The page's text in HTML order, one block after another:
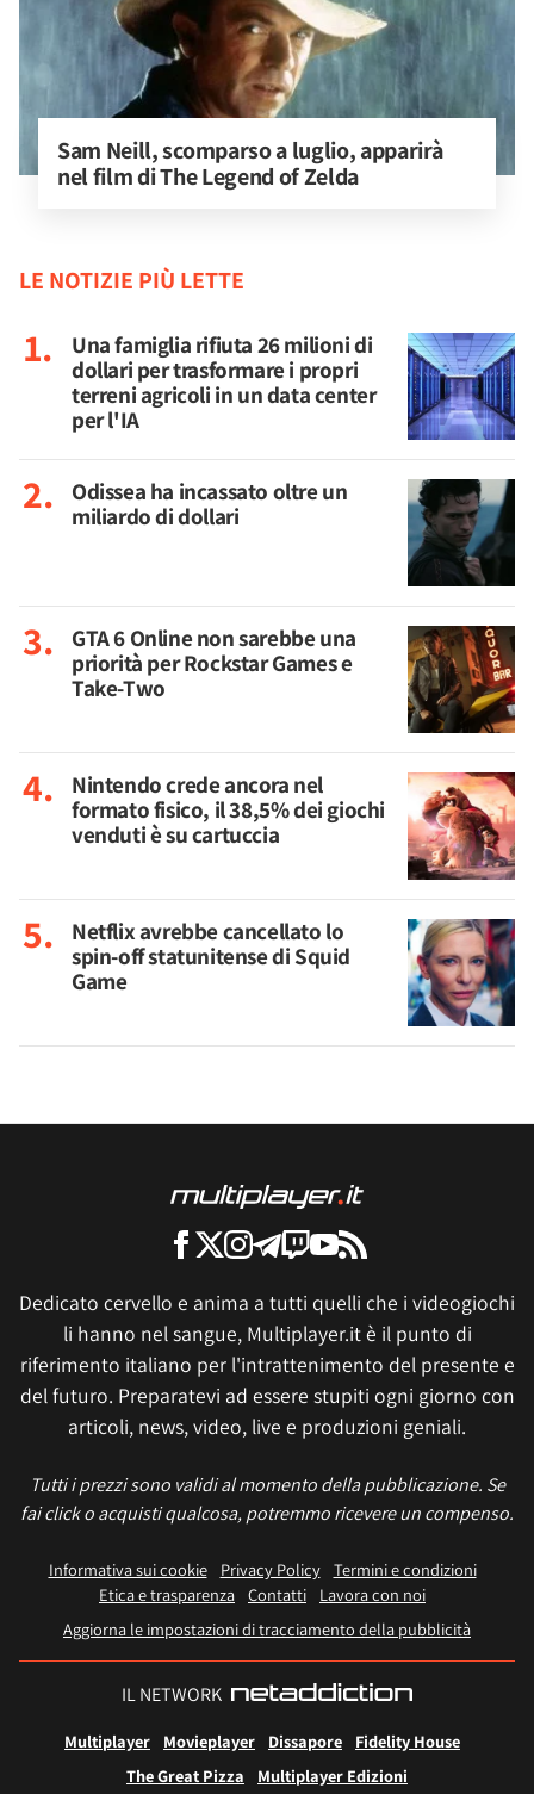
Sam Neill, scomparso a luglio, apparirà
nel film di The Legend of Zelda
LE NOTIZIE PIÙ LETTE
Una famiglia rifiuta 26 milioni di
dollari per trasformare i propri
terreni agricoli in un data center
per l'IA
Odissea ha incassato oltre un
miliardo di dollari
GTA 6 Online non sarebbe una
priorità per Rockstar Games e
Take-Two
Nintendo crede ancora nel
formato fisico, il 38,5% dei giochi
venduti è su cartuccia
Netflix avrebbe cancellato lo
spin-off statunitense di Squid
Game
Dedicato cervello e anima a tutti quelli che i videogiochi
li hanno nel sangue, Multiplayer.it è il punto di
riferimento italiano per l'intrattenimento del presente e
del futuro. Preparatevi ad essere stupiti ogni giorno con
articoli, news, video, live e produzioni geniali.
Tutti i prezzi sono validi al momento della pubblicazione. Se
fai click o acquisti qualcosa, potremmo ricevere un compenso.
Informativa sui cookie Privacy Policy
Termini e condizioni
Etica e trasparenza Contatti
Lavora con noi
Aggiorna le impostazioni di tracciamento della pubblicità
IL NETWORK
Multiplayer Movieplayer Dissapore
Fidelity House
The Great Pizza
Multiplayer Edizioni